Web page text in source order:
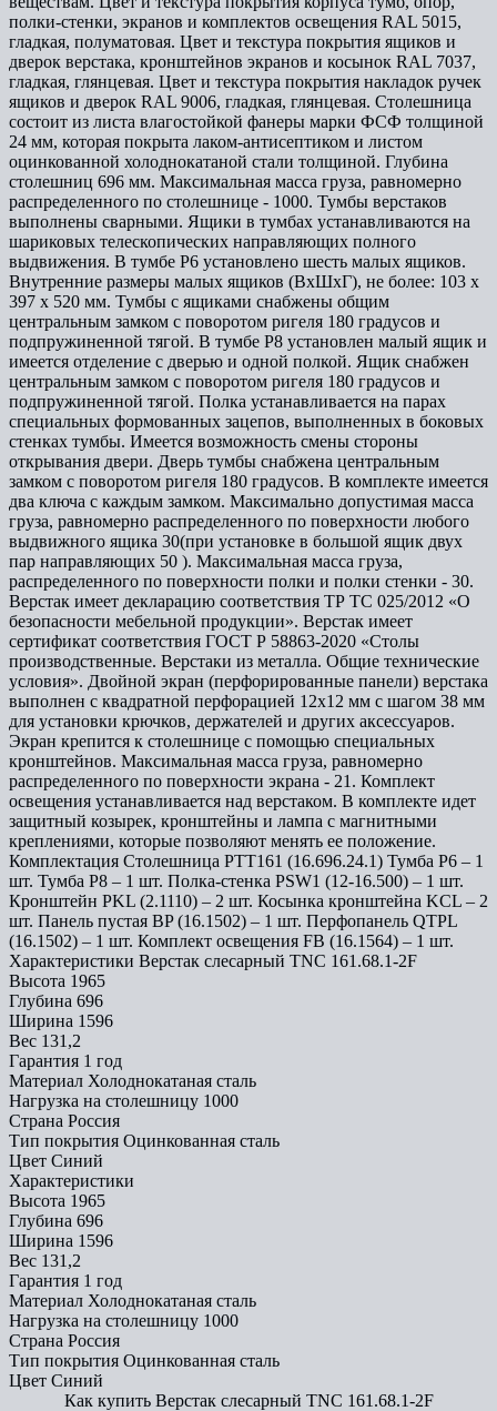
полки-стенки, экранов и комплектов освещения RAL 5015,
гладкая, полуматовая. Цвет и текстура покрытия ящиков и
дверок верстака, кронштейнов экранов и косынок RAL 7037,
гладкая, глянцевая. Цвет и текстура покрытия накладок ручек
ящиков и дверок RAL 9006, гладкая, глянцевая. Столешница
состоит из листа влагостойкой фанеры марки ФСФ толщиной
24 мм, которая покрыта лаком-антисептиком и листом
оцинкованной холоднокатаной стали толщиной. Глубина
столешниц 696 мм. Максимальная масса груза, равномерно
распределенного по столешнице - 1000. Тумбы верстаков
выполнены сварными. Ящики в тумбах устанавливаются на
шариковых телескопических направляющих полного
выдвижения. В тумбе P6 установлено шесть малых ящиков.
Внутренние размеры малых ящиков (ВхШхГ), не более: 103 х
397 х 520 мм. Тумбы с ящиками снабжены общим
центральным замком с поворотом ригеля 180 градусов и
подпружиненной тягой. В тумбе P8 установлен малый ящик и
имеется отделение с дверью и одной полкой. Ящик снабжен
центральным замком с поворотом ригеля 180 градусов и
подпружиненной тягой. Полка устанавливается на парах
специальных формованных зацепов, выполненных в боковых
стенках тумбы. Имеется возможность смены стороны
открывания двери. Дверь тумбы снабжена центральным
замком с поворотом ригеля 180 градусов. В комплекте имеется
два ключа с каждым замком. Максимально допустимая масса
груза, равномерно распределенного по поверхности любого
выдвижного ящика 30(при установке в большой ящик двух
пар направляющих 50 ). Максимальная масса груза,
распределенного по поверхности полки и полки стенки - 30.
Верстак имеет декларацию соответствия ТР ТС 025/2012 «О
безопасности мебельной продукции». Верстак имеет
сертификат соответствия ГОСТ Р 58863-2020 «Столы
производственные. Верстаки из металла. Общие технические
условия». Двойной экран (перфорированные панели) верстака
выполнен с квадратной перфорацией 12х12 мм с шагом 38 мм
для установки крючков, держателей и других аксессуаров.
Экран крепится к столешнице с помощью специальных
кронштейнов. Максимальная масса груза, равномерно
распределенного по поверхности экрана - 21. Комплект
освещения устанавливается над верстаком. В комплекте идет
защитный козырек, кронштейны и лампа с магнитными
креплениями, которые позволяют менять ее положение.
Комплектация Столешница PTT161 (16.696.24.1) Тумба P6 – 1
шт. Тумба P8 – 1 шт. Полка-стенка PSW1 (12-16.500) – 1 шт.
Кронштейн PKL (2.1110) – 2 шт. Косынка кронштейна KCL – 2
шт. Панель пустая BP (16.1502) – 1 шт. Перфопанель QTPL
(16.1502) – 1 шт. Комплект освещения FB (16.1564) – 1 шт.
Характеристики Верстак слесарный TNC 161.68.1-2F
Высота 1965
Глубина 696
Ширина 1596
Вес 131,2
Гарантия 1 год
Материал Холоднокатаная сталь
Нагрузка на столешницу 1000
Страна Россия
Тип покрытия Оцинкованная сталь
Цвет Синий
Характеристики
Высота 1965
Глубина 696
Ширина 1596
Вес 131,2
Гарантия 1 год
Материал Холоднокатаная сталь
Нагрузка на столешницу 1000
Страна Россия
Тип покрытия Оцинкованная сталь
Цвет Синий
Как купить Верстак слесарный TNC 161.68.1-2F